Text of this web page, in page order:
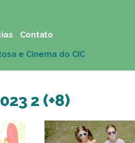
Contato
2 (+8)